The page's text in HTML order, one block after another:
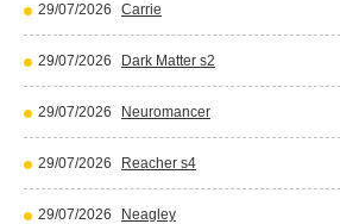
29/07/2026 Carrie
29/07/2026 Dark Matter s2
29/07/2026 Neuromancer
29/07/2026 Reacher s4
29/07/2026 Neagley